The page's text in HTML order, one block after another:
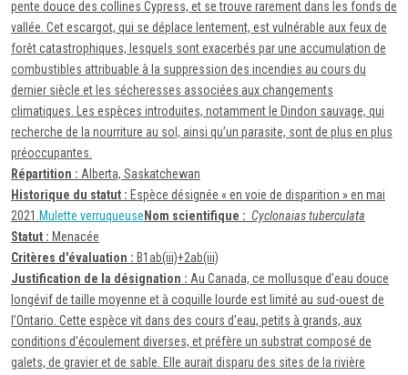
pente douce des collines Cypress, et se trouve rarement dans les fonds de
vallée. Cet escargot, qui se déplace lentement, est vulnérable aux feux de
forêt catastrophiques, lesquels sont exacerbés par une accumulation de
combustibles attribuable à la suppression des incendies au cours du
dernier siècle et les sécheresses associées aux changements
climatiques. Les espèces introduites, notamment le Dindon sauvage, qui
recherche de la nourriture au sol, ainsi qu’un parasite, sont de plus en plus
préoccupantes.
Répartition : Alberta, Saskatchewan
Historique du statut : Espèce désignée « en voie de disparition » en mai
2021.Mulette verruqueuse Nom scientifique : Cyclonaias tuberculata
Statut : Menacée
Critères d'évaluation : B1ab(iii)+2ab(iii)
Justification de la désignation : Au Canada, ce mollusque d’eau douce
longévif de taille moyenne et à coquille lourde est limité au sud-ouest de
l’Ontario. Cette espèce vit dans des cours d’eau, petits à grands, aux
conditions d’écoulement diverses, et préfère un substrat composé de
galets, de gravier et de sable. Elle aurait disparu des sites de la rivière